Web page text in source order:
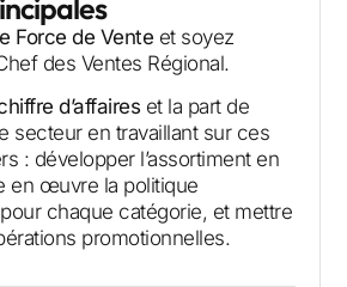
Force de Vente et soyez
des Ventes Régional.
d’affaires et la part de
secteur en travaillant sur ces
: développer l’assortiment en
en œuvre la politique
chaque catégorie, et mettre
promotionnelles.